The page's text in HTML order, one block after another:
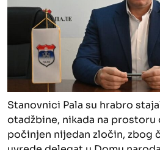
Stanovnici Pala su hrabro
otadžbine, nikada na prostoru
počinjen nijedan zločin, zbog